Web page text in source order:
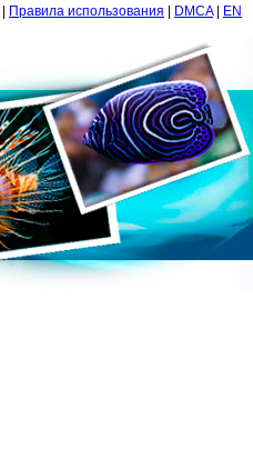
Правила использования DMCA EN